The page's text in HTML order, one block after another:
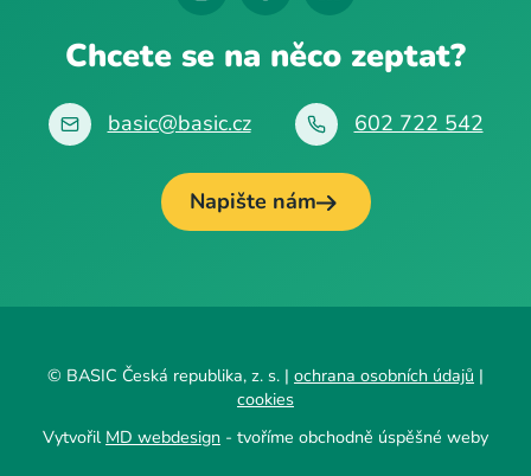
Chcete se na něco zeptat?
basic@basic.cz 602 722 542
Napište nám
© BASIC Česká republika, z. s. | ochrana osobních údajů |
cookies
Vytvořil MD webdesign - tvoříme obchodně úspěšné weby